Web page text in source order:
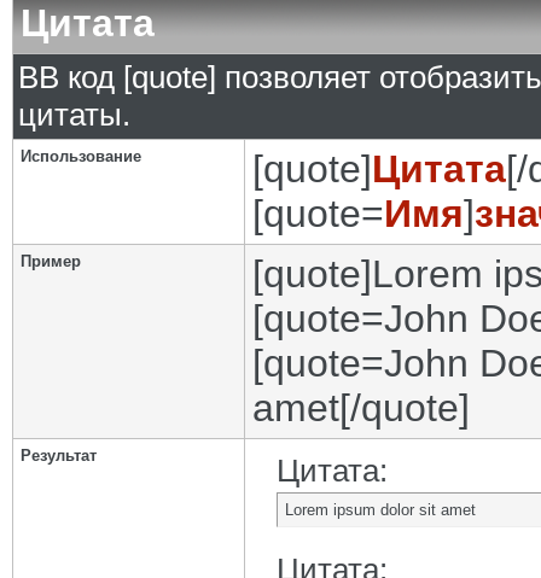
Цитата
BB код [quote] позволяет
цитаты.
Использование [quote]Цитата[/
[quote=Имя]
Пример
[quote]Lorem
[quote=John
[quote=John
amet[/quote]
Результат Цитата:
Lorem ipsum dolor sit amet
Цитата: